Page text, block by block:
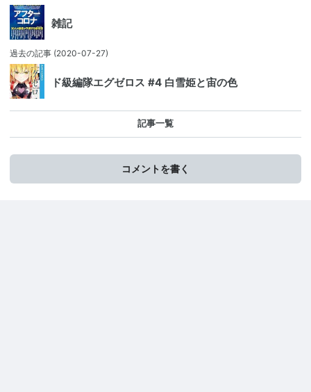
雑記
過去の記事 (2020-07-27)
ド級編隊エグゼロス #4 白雪姫と宙の色
記事一覧
コメントを書く